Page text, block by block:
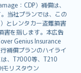
：CDP）補償は、
当社プランでは、この
とレンタカー盗難損害
害を指します。本広告
Genius Insurance
補償プランのハイライ
、T7000等、T210
モリスタウン